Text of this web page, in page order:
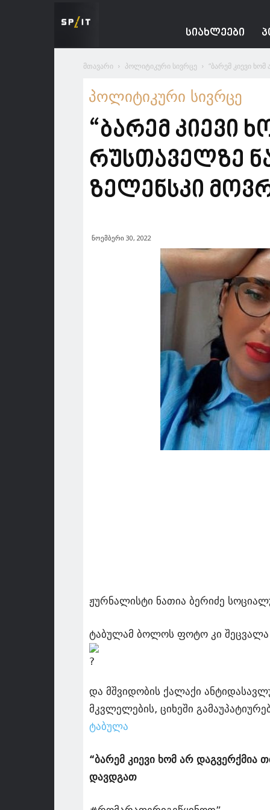
ᲡᲘᲐᲮᲚᲔᲔᲑᲘ
მთავარი პოლიტიკური სივრცე “ბარემ კიევი
პოლიტიკური სივრცე
“ბარემ კიევი
რუსთაველზე
ზელენსკი
ნოემბერი 30, 2022
ჟურნალისტი ნათია ბერიძე
ტაბულამ ბოლოს ფოტო კი შეცვალა
და მშვიდობის ქალაქი
მკვლელების, ციხეში
ტაბულა
“ბარემ კიევი ხომ არ
დავდგათ